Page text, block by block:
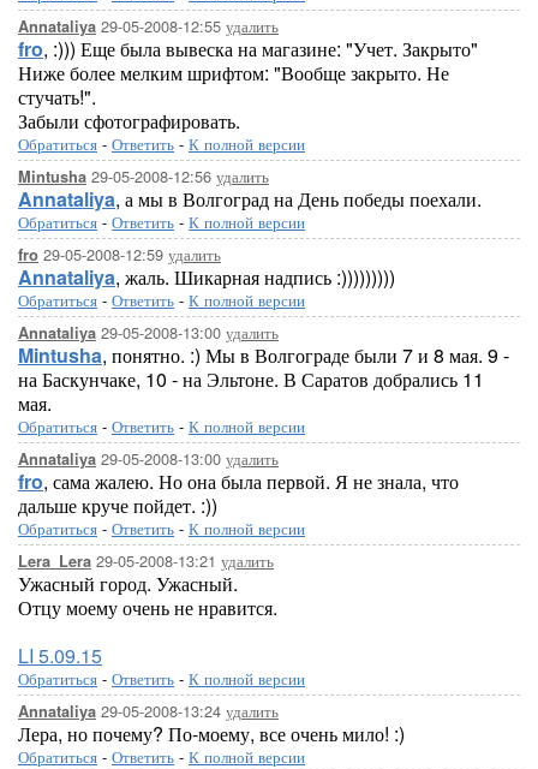
Annataliya 29-05-2008-12:55 удалить
fro, :))) Еще была вывеска на магазине: "Учет. Закрыто"
Ниже более мелким шрифтом: "Вообще закрыто. Не
стучать!".
Забыли сфотографировать.
Обратиться - Ответить - К полной версии
Mintusha 29-05-2008-12:56 удалить
Annataliya, а мы в Волгоград на День победы поехали.
Обратиться - Ответить - К полной версии
fro 29-05-2008-12:59 удалить
Annataliya, жаль. Шикарная надпись :)))))))))
Обратиться - Ответить - К полной версии
Annataliya 29-05-2008-13:00 удалить
Mintusha, понятно. :) Мы в Волгограде были 7 и 8 мая. 9 -
на Баскунчаке, 10 - на Эльтоне. В Саратов добрались 11
мая.
Обратиться - Ответить - К полной версии
Annataliya 29-05-2008-13:00 удалить
fro, сама жалею. Но она была первой. Я не знала, что
дальше круче пойдет. :))
Обратиться - Ответить - К полной версии
Lera_Lera 29-05-2008-13:21 удалить
Ужасный город. Ужасный.
Отцу моему очень не нравится.
LI 5.09.15
Обратиться - Ответить - К полной версии
Annataliya 29-05-2008-13:24 удалить
Лера, но почему? По-моему, все очень мило! :)
Обратиться - Ответить - К полной версии